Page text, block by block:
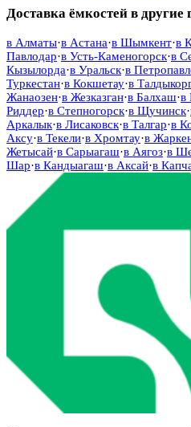
Доставка ёмкостей в другие
в Алматы·в Астана·в Шымкент·в
Павлодар·в Усть-Каменогорск·в
Кызылорда·в Уральск·в
Туркестан·в Кокшетау·в
Жанаозен·в Жезказган·в Балхаш·в
Риддер·в Степногорск·в Щучинск·
Аркалык·в Лисаковск·в Талгар·в
Аксу·в Текели·в Хромтау·в
Жетысай·в Сарыагаш·в Аягоз·в
Шар·в Кандыагаш·в Аксай·в